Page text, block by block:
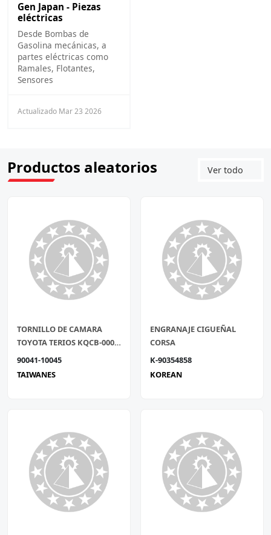
Gen Japan - Piezas
eléctricas
Desde Bombas de
Gasolina mecánicas, a
partes eléctricas como
Ramales, Flotantes,
Sensores
Actualizado Mar 23 2026
Productos aleatorios Ver todo
TORNILLO DE CAMARA
TOYOTA TERIOS KQCB-0001
UND
90041-10045
TAIWANES
ENGRANAJE CIGUEÑAL
CORSA
K-90354858
KOREAN